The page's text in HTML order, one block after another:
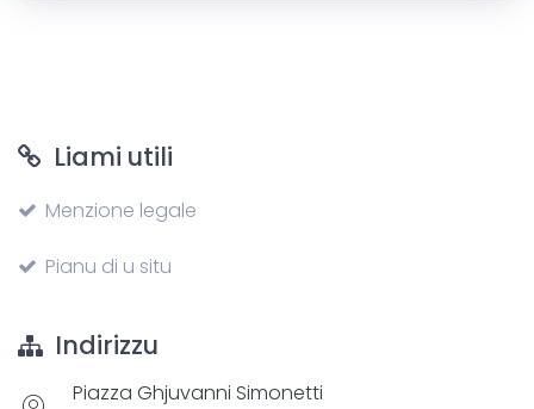
Liami utili
Menzione legale
Pianu di u situ
Indirizzu
Piazza Ghjuvanni Simonetti